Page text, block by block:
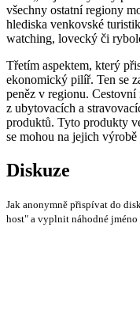
všechny ostatní regiony
hlediska venkovské
watching, lovecký či
Třetím aspektem, který
ekonomický pilíř. Ten se
peněz v regionu.
z ubytovacích a
produktů. Tyto produkty
se mohou na jejich výrobě
Diskuze
Jak anonymně přispívat do
host" a vyplnit náhodné jméno